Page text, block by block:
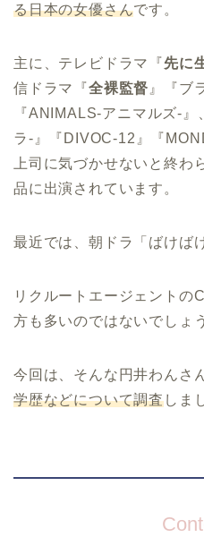
る日本の女優さんです。
主に、テレビドラマ『先に
信ドラマ『全裸監督 』『ブ
『ANIMALS-アニマルズ-
ラ-』『DIVOC-12』『
上司に気づかせないと終わ
品に出演されています。
最近では、朝ドラ「ばけば
リクルートエージェントの
方も多いのではないでしょ
今回は、そんな円井わんさ
学歴などについて調査しま